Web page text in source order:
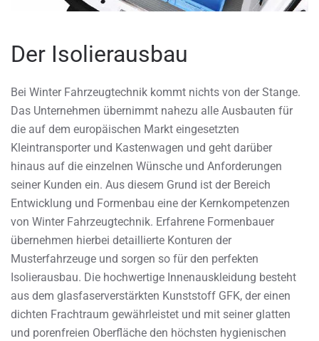
Der Isolierausbau
Bei Winter Fahrzeugtechnik kommt nichts von der Stange.
Das Unternehmen übernimmt nahezu alle Ausbauten für
die auf dem europäischen Markt eingesetzten
Kleintransporter und Kastenwagen und geht darüber
hinaus auf die einzelnen Wünsche und Anforderungen
seiner Kunden ein. Aus diesem Grund ist der Bereich
Entwicklung und Formenbau eine der Kernkompetenzen
von Winter Fahrzeugtechnik. Erfahrene Formenbauer
übernehmen hierbei detaillierte Konturen der
Musterfahrzeuge und sorgen so für den perfekten
Isolierausbau. Die hochwertige Innenauskleidung besteht
aus dem glasfaserverstärkten Kunststoff GFK, der einen
dichten Frachtraum gewährleistet und mit seiner glatten
und porenfreien Oberfläche den höchsten hygienischen